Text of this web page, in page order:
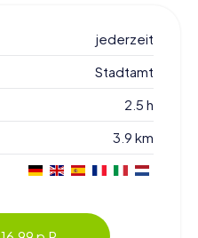
jederzeit
Stadtamt
2.5 h
3.9 km